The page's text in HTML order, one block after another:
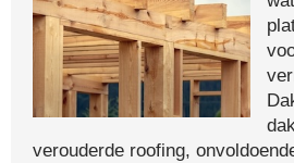
verouderde roofing,